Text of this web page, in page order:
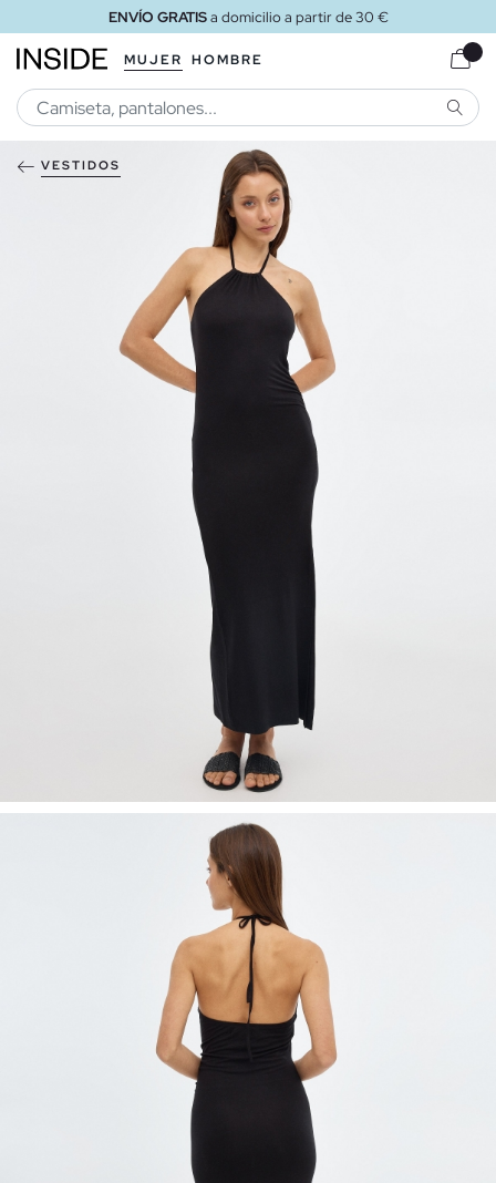
ENVÍO GRATISa domicilio a partir de 30 €
MUJER HOMBRE
VESTIDOS